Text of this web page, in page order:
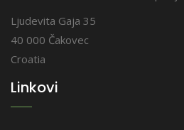
Ljudevita Gaja 35
40 000 Čakovec
Croatia
Linkovi